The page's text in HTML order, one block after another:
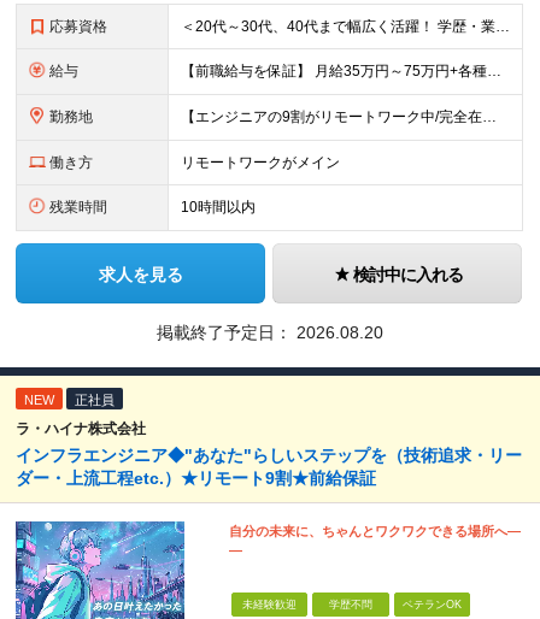
応募資格 ＜20代～30代、40代まで幅広く活躍！ 学歴・業界・領域不問＞ インフラエンジニアとして下記いずれかの経験がある方 ■設計・構築の経験（サーバ、ネットワーク、クラウド、セキュリティ、データベース）
給与 【前職給与を保証】 月給35万円～75万円+各種手当+決算賞与 ★資格手当や資格取得報奨金、役職手当など待遇、福利厚生が充実！ ★1年で年収100万円以上アップした社員も在籍！ ※経験・スキルを考
勤務地 【エンジニアの9割がリモートワーク中/完全在宅ワークで働くメンバーも◎】 現在、エンジニアの約9割がリモートワークを実施。 そのうち約3割がフルリモートで勤務しており、地方在住のメンバーも活躍していま
働き方 リモートワークがメイン
残業時間 10時間以内
求人を見る 検討中に入れる
掲載終了予定日： 2026.08.20
NEW 正社員
ラ・ハイナ株式会社
インフラエンジニア◆"あなた"らしいステップを（技術追求・リー
ダー・上流工程etc.）★リモート9割★前給保証
自分の未来に、ちゃんとワクワクできる場所へ―
―
未経験歓迎 学歴不問 ベテランOK